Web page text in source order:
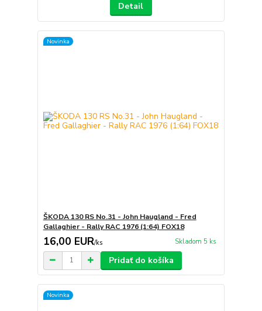
Detail
Novinka
ŠKODA 130 RS No.31 - John Haugland - Fred
Gallaghier - Rally RAC 1976 (1:64) FOX18
16,00 EUR/ks Skladom 5 ks
Pridať do košíka
Novinka